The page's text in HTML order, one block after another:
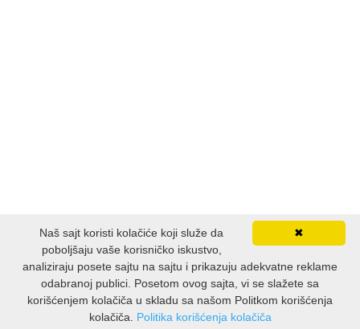
✖
Naš sajt koristi kolačiće koji služe da
poboljšaju vaše korisničko iskustvo,
analiziraju posete sajtu na sajtu i prikazuju adekvatne reklame
odabranoj publici. Posetom ovog sajta, vi se slažete sa
korišćenjem kolačiča u skladu sa našom Politkom korišćenja
kolačiča. Politika korišćenja kolačiča